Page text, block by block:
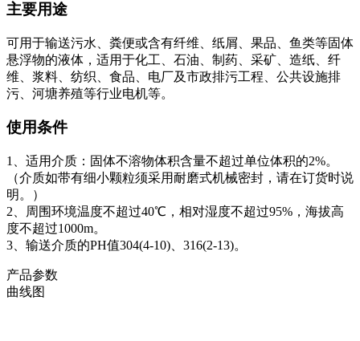
主要用途
可用于输送污水、粪便或含有纤维、纸屑、果品、鱼类等固体
悬浮物的液体，适用于化工、石油、制药、采矿、造纸、纤
维、浆料、纺织、食品、电厂及市政排污工程、公共设施排
污、河塘养殖等行业电机等。
使用条件
1、适用介质：固体不溶物体积含量不超过单位体积的2%。
（介质如带有细小颗粒须采用耐磨式机械密封，请在订货时说
明。）
2、周围环境温度不超过40℃，相对湿度不超过95%，海拔高
度不超过1000m。
3、输送介质的PH值304(4-10)、316(2-13)。
产品参数
曲线图